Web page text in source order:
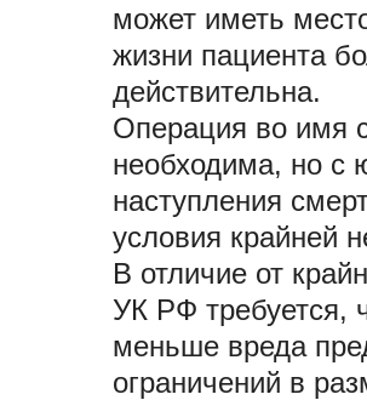
может иметь
жизни пациента
действительна.
Операция во имя
необходима, но с
наступления
условия крайней
В отличие от
УК РФ требуется,
меньше вреда
ограничений в